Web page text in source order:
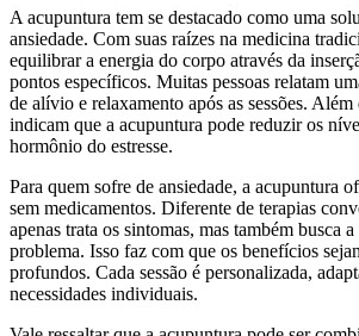
A acupuntura tem se destacado como uma
ansiedade. Com suas raízes na medicina
equilibrar a energia do corpo através da
pontos específicos. Muitas pessoas relatam
de alívio e relaxamento após as sessões. Além
indicam que a acupuntura pode reduzir os
hormônio do estresse.
Para quem sofre de ansiedade, a acupuntura
sem medicamentos. Diferente de terapias
apenas trata os sintomas, mas também busca
problema. Isso faz com que os benefícios
profundos. Cada sessão é personalizada,
necessidades individuais.